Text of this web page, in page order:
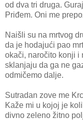
od dva tri druga.
Priđem. Oni me
Naišli su na mrtvog
da je hodajući pao
okači, naročito konji i
sklanjaju da ga ne
odmičemo dalje.
Sutradan zove me
Kaže mi u kojoj je
divno zeleno žitno